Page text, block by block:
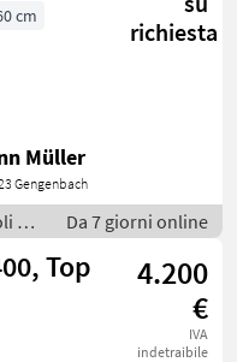
richiesta
cm
Müller
Gengenbach
a
motofresatrici
Da 7 giorni online
Top
4.200
€
IVA
indetraibile